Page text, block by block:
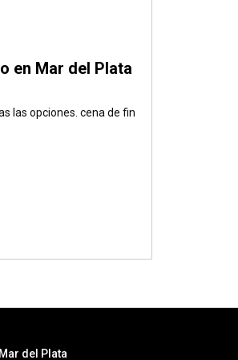
en Mar del Plata
las opciones. cena de fin
del Plata